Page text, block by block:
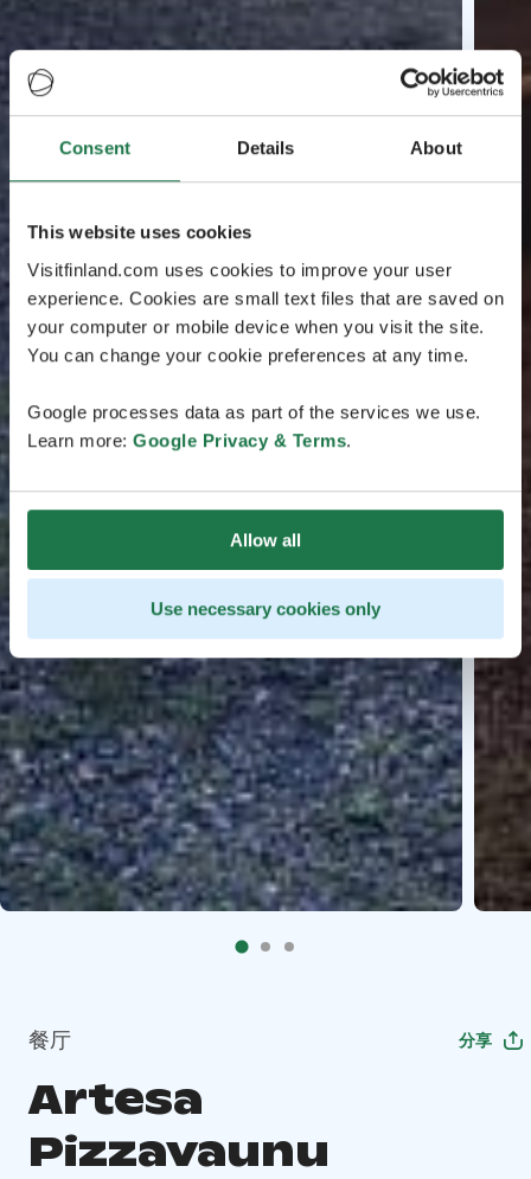
Consent Details About
This website uses cookies
Visitfinland.com uses cookies to improve your user
experience. Cookies are small text files that are saved on
your computer or mobile device when you visit the site.
You can change your cookie preferences at any time.
Google processes data as part of the services we use.
Learn more: Google Privacy & Terms.
Allow all
Use necessary cookies only
餐厅 分享
Artesa
Pizzavaunu